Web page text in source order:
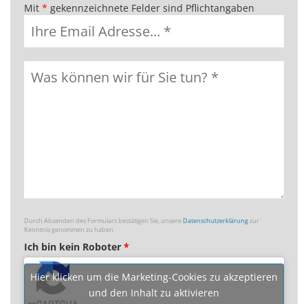
Mit * gekennzeichnete Felder sind Pflichtangaben
Durch Absenden des Formulars bestätigen Sie, unsereDatenschutzerklärungzur
Kenntnis genommen zu haben
Ich bin kein Roboter *
Hier klicken um die Marketing-Cookies zu akzeptieren
und den Inhalt zu aktivieren